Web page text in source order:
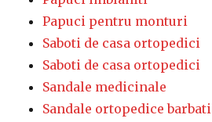
Papuci pentru monturi
Saboti de casa ortopedici
Saboti de casa ortopedici
Sandale medicinale
Sandale ortopedice barbati